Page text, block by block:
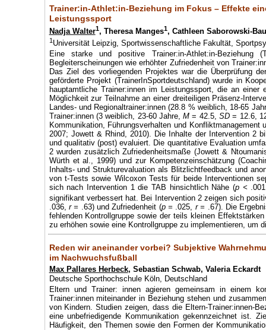
Trainer:in-Athlet:in-Beziehung im Fokus – Effekte
Leistungssport
Nadja Walter1, Theresa Manges1, Cathleen Saborowski-
1Universität Leipzig, Sportwissenschaftliche Fakultät,
Eine starke und positive Trainer:in-Athlet:in-
Begleiterscheinungen wie erhöhter Zufriedenheit von
Das Ziel des vorliegenden Projektes war die Überprüfung
geförderte Projekt (TrainerInSportdeutschland) wurde in
hauptamtliche Trainer:innen im Leistungssport, die an
Möglichkeit zur Teilnahme an einer dreiteiligen Präsenz-
Landes- und Regionaltrainer:innen (28.8 % weiblich, 18-65
Trainer:innen (3 weiblich, 23-60 Jahre,M = 42.5,SD = 12.6,
Kommunikation, Führungsverhalten und
2007; Jowett & Rhind, 2010). Die Inhalte der Intervention 2
und qualitativ (post) evaluiert. Die quantitative Evaluation
2 wurden zusätzlich Zufriedenheitsmaße (Jowett &
Würth et al., 1999) und zur Kompetenzeinschätzung
Inhalts- und Strukturevaluation als Blitzlichtfeedback und
von t-Tests sowie Wilcoxon Tests für beide Interventionen
sich nach Intervention 1 die TAB hinsichtlich Nähe (p <
signifikant verbessert hat. Bei Intervention 2 zeigen sich
.036, r = .63) und Zufriedenheit (p = .025, r = .67). Die
fehlenden Kontrollgruppe sowie der teils kleinen
zu erhöhen sowie eine Kontrollgruppe zu implementieren, um
Reden wir aneinander vorbei? Subjektive
im Nachwuchsfußball
Max Pallares Herbeck, Sebastian Schwab, Valeria Eckardt
Deutsche Sporthochschule Köln, Deutschland
Eltern und Trainer: innen agieren gemeinsam in einem
Trainer:innen miteinander in Beziehung stehen und
von Kindern. Studien zeigen, dass die Eltern-Trainer:innen-
eine unbefriedigende Kommunikation gekennzeichnet ist.
Häufigkeit, den Themen sowie den Formen der